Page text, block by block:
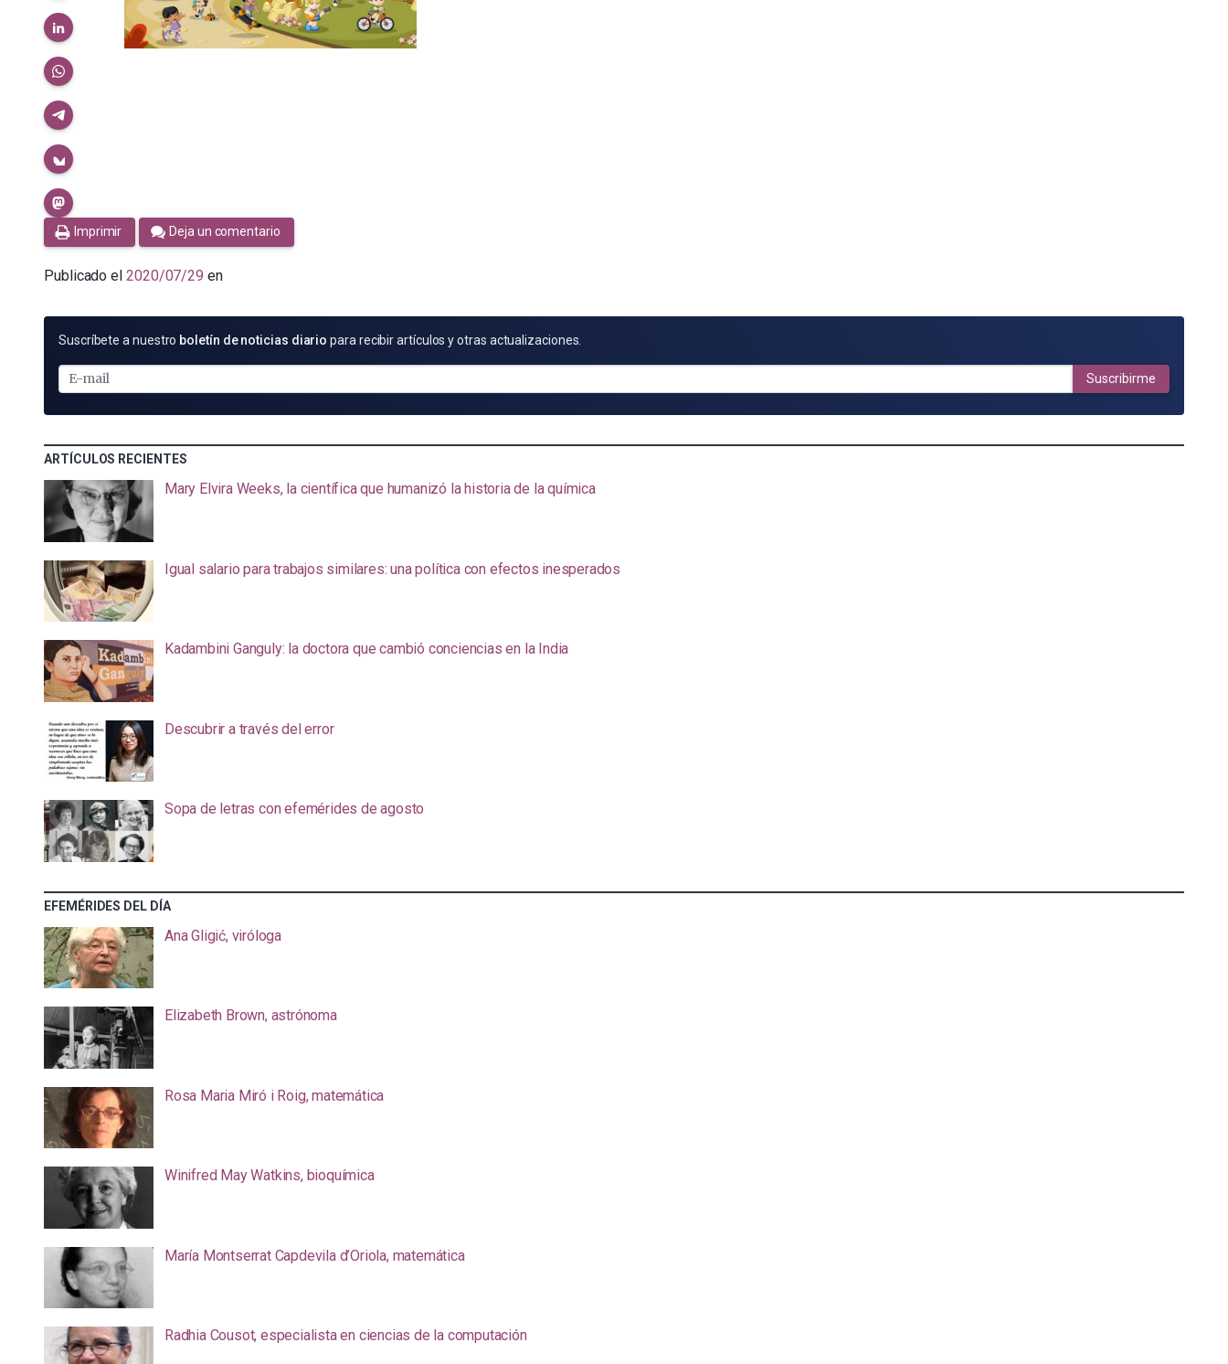
Imprimir Deja un comentario
Publicado el 2020/07/29 en
SUSCRÍBETE
E-
MAIL
Suscríbete a nuestro boletín de noticias diario para recibir artículos y otras actualizaciones.
Suscribirme
ARTÍCULOS RECIENTES
Mary Elvira Weeks, la científica que humanizó la historia de la química
Igual salario para trabajos similares: una política con efectos inesperados
Kadambini Ganguly: la doctora que cambió conciencias en la India
Descubrir a través del error
Sopa de letras con efemérides de agosto
EFEMÉRIDES DEL DÍA
Ana Gligić, viróloga
Elizabeth Brown, astrónoma
Rosa Maria Miró i Roig, matemática
Winifred May Watkins, bioquímica
María Montserrat Capdevila d’Oriola, matemática
Radhia Cousot, especialista en ciencias de la computación